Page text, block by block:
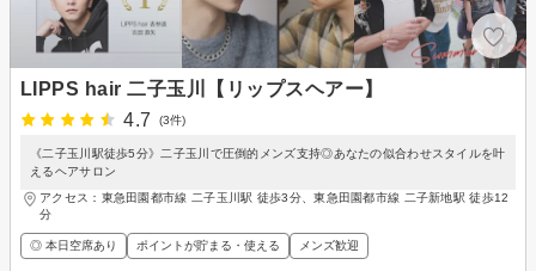
LIPPS hair 二子玉川【リップスヘアー】
4.7
(3件)
《二子玉川駅徒歩5分》二子玉川で圧倒的メンズ支持◎あなたの似合わせスタイルを叶
えるヘアサロン
アクセス：東急田園都市線 二子玉川駅 徒歩3分、東急田園都市線 二子新地駅 徒歩12
分
◎ 本日空席あり ポイントが貯まる・使える メンズ歓迎